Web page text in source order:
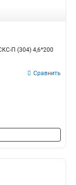
П (304) 4,6*200
Сравнить